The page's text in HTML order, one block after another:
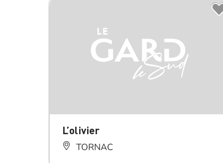
L’olivier
TORNAC